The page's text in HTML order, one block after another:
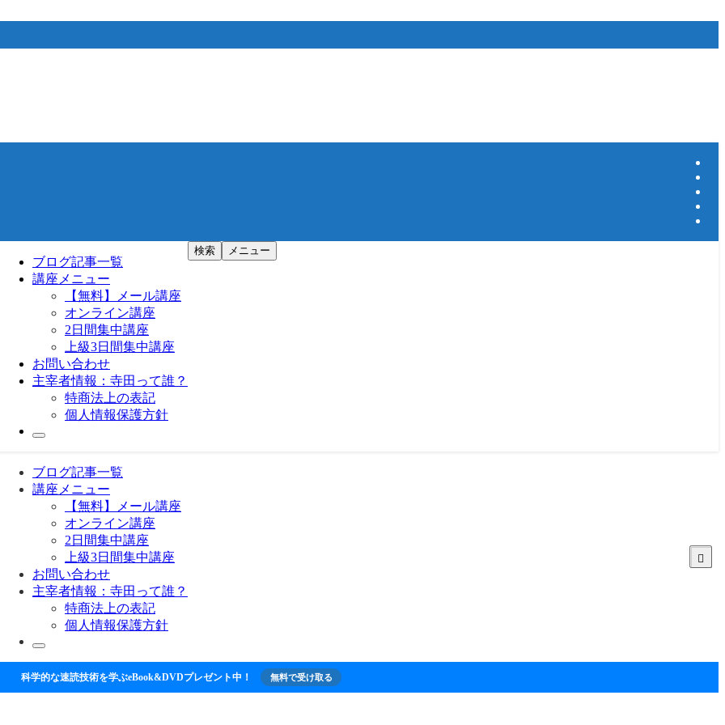
ブログ記事一覧
講座メニュー
【無料】メール講座
オンライン講座
2日間集中講座
上級3日間集中講座
お問い合わせ
主宰者情報：寺田って誰？
特商法上の表記
個人情報保護方針
検索 メニュー
ブログ記事一覧
講座メニュー
【無料】メール講座
オンライン講座
2日間集中講座
上級3日間集中講座
お問い合わせ
主宰者情報：寺田って誰？
特商法上の表記
個人情報保護方針
科学的な速読技術を学ぶeBook&DVDプレゼント中！ 無料で受け取る